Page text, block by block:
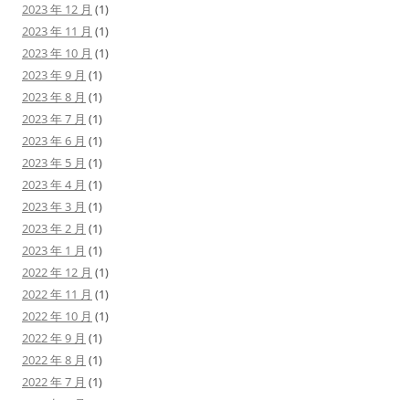
2023 年 12 月 (1)
2023 年 11 月 (1)
2023 年 10 月 (1)
2023 年 9 月 (1)
2023 年 8 月 (1)
2023 年 7 月 (1)
2023 年 6 月 (1)
2023 年 5 月 (1)
2023 年 4 月 (1)
2023 年 3 月 (1)
2023 年 2 月 (1)
2023 年 1 月 (1)
2022 年 12 月 (1)
2022 年 11 月 (1)
2022 年 10 月 (1)
2022 年 9 月 (1)
2022 年 8 月 (1)
2022 年 7 月 (1)